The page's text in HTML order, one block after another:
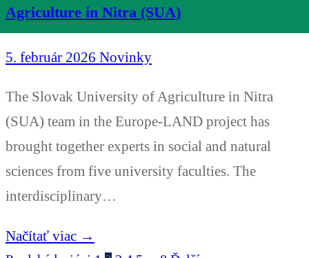
Agriculture in Nitra (SUA)
5. február 2026 Novinky
The Slovak University of Agriculture in Nitra
(SUA) team in the Europe-LAND project has
brought together experts in social and natural
sciences from five university faculties. The
interdisciplinary…
Načítať viac →